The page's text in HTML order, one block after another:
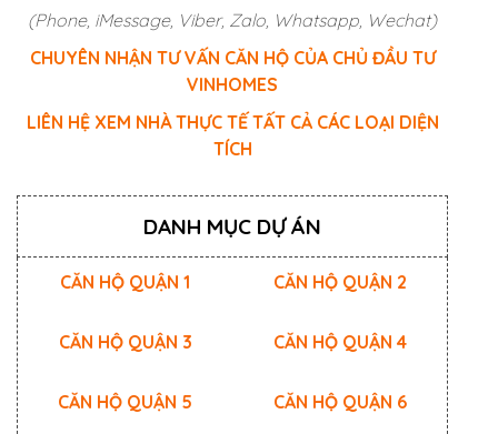
(Phone, iMessage, Viber, Zalo, Whatsapp, Wechat)
CHUYÊN NHẬN TƯ VẤN CĂN HỘ CỦA CHỦ ĐẦU TƯ
VINHOMES
LIÊN HỆ XEM NHÀ THỰC TẾ TẤT CẢ CÁC LOẠI DIỆN
TÍCH
DANH MỤC DỰ ÁN
CĂN HỘ QUẬN 1
CĂN HỘ QUẬN 3
CĂN HỘ QUẬN 2
CĂN HỘ QUẬN 4
CĂN HỘ QUẬN 5 CĂN HỘ QUẬN 6